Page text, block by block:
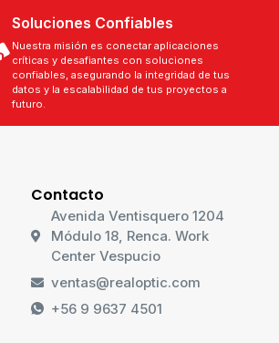
Soluciones Confiables
Nuestra misión es conectar aplicaciones
críticas y desafiantes con soluciones
confiables, asegurando la integridad de tus
datos y la escalabilidad de tus proyectos a
futuro.
Contacto
Avenida Ventisquero 1204
Módulo 18, Renca. Work
Center Vespucio
ventas@realoptic.com
+56 9 9637 4501